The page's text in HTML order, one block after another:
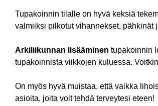
Tupakoinnin tilalle on hyvä keksiä
valmiiksi pilkotut vihannekset, pähkinät
Arkiliikunnan lisääminen tupakoinnin
tupakoinnista viikkojen kuluessa.
On myös hyvä muistaa, että vaikka
asioita, joita voit tehdä terveytesi